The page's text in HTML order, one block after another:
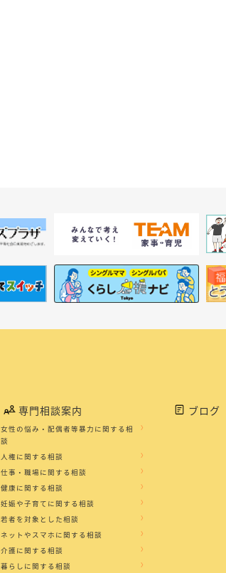
専門相談案内
女性の悩み・配偶者等暴力に関する相
談
人権に関する相談
仕事・職場に関する相談
健康に関する相談
妊娠や子育てに関する相談
若者を対象とした相談
ネットやスマホに関する相談
介護に関する相談
暮らしに関する相談
ブログ